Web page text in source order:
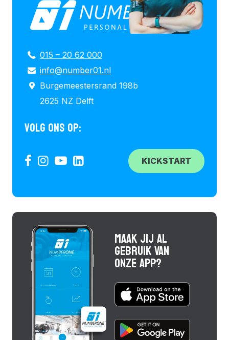
015 – 20 62 000
info@number01.nl
Burgemeestersrand 198b
2625 NZ Delft
VOLG ONS OP:
KICKSTART
MAAK JIJ AL
GEBRUIK VAN
ONZE APP?